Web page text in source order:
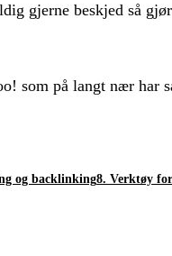
gjerne beskjed så
som på langt nær har
og backlinking8. Verktøy